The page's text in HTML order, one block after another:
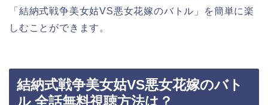
「結納式戦争美女姑VS悪女花嫁のバトル」を簡単に楽
しむことができます。
結納式戦争美女姑VS悪女花嫁のバト
ル 全話無料視聴方法は？